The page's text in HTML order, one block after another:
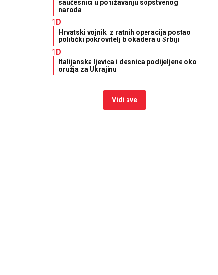
saučesnici u ponižavanju sopstvenog
naroda
1D
Hrvatski vojnik iz ratnih operacija postao
politički pokrovitelj blokadera u Srbiji
1D
Italijanska ljevica i desnica podijeljene oko
oružja za Ukrajinu
Vidi sve